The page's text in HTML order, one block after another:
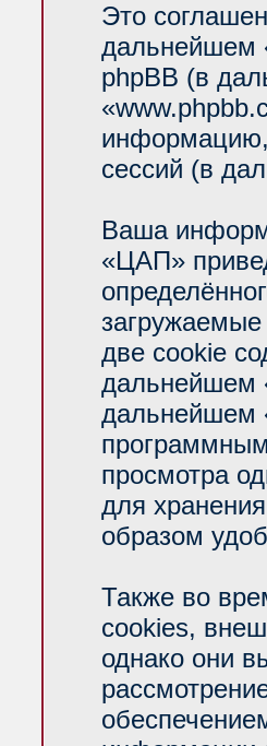
Это
дальнейшем
phpBB (в
информацию,
сессий (в
Ваша
«ЦАП»
две cookie
дальнейшем
дальнейшем
просмотра
для
образом
Также во
cookies,
однако они